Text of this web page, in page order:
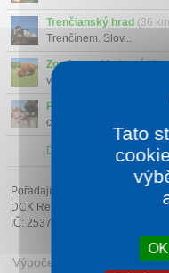
Trenčianský hrad (36
Trenčínem. Slov...
Zoo farma Modrová (6
vás ťava kte...
Park miniatur
-
cestovního ruch...
Další atrakce v okolí
Pořádající cestovní kancelář:
DCK Rekrea Ostrava s.r.o.
IČ: 25379178
Výpočet ceny
Tato